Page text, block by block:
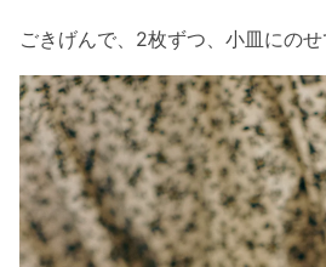
ごきげんで、2枚ずつ、小皿にのせ